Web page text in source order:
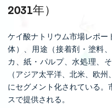
2031年）
ケイ酸ナトリウム市場レポー
体）、用途（接着剤・塗料
カ、紙・パルプ、水処理、
（アジア太平洋、北米、欧
にセグメント化されている。
スで提供される。